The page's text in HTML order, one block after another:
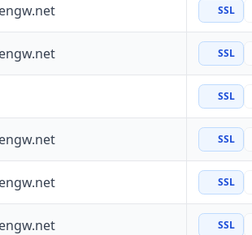
SSL
SSL
SSL
SSL
SSL
SSL